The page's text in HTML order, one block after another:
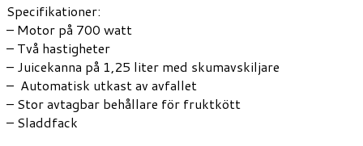
Specifikationer:
– Motor på 700 watt
– Två hastigheter
– Juicekanna på 1,25 liter med skumavskiljare
– Automatisk utkast av avfallet
– Stor avtagbar behållare för fruktkött
– Sladdfack